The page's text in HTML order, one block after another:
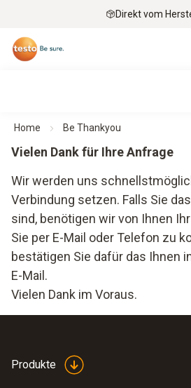
Direkt vom
Home Be Thankyou
Vielen Dank für Ihre Anfrage
Wir werden uns
Verbindung setzen. Falls Sie
sind, benötigen wir von Ihnen
Sie per E-Mail oder Telefon zu
bestätigen Sie dafür das Ihnen
E-Mail.
Vielen Dank im Voraus.
Produkte